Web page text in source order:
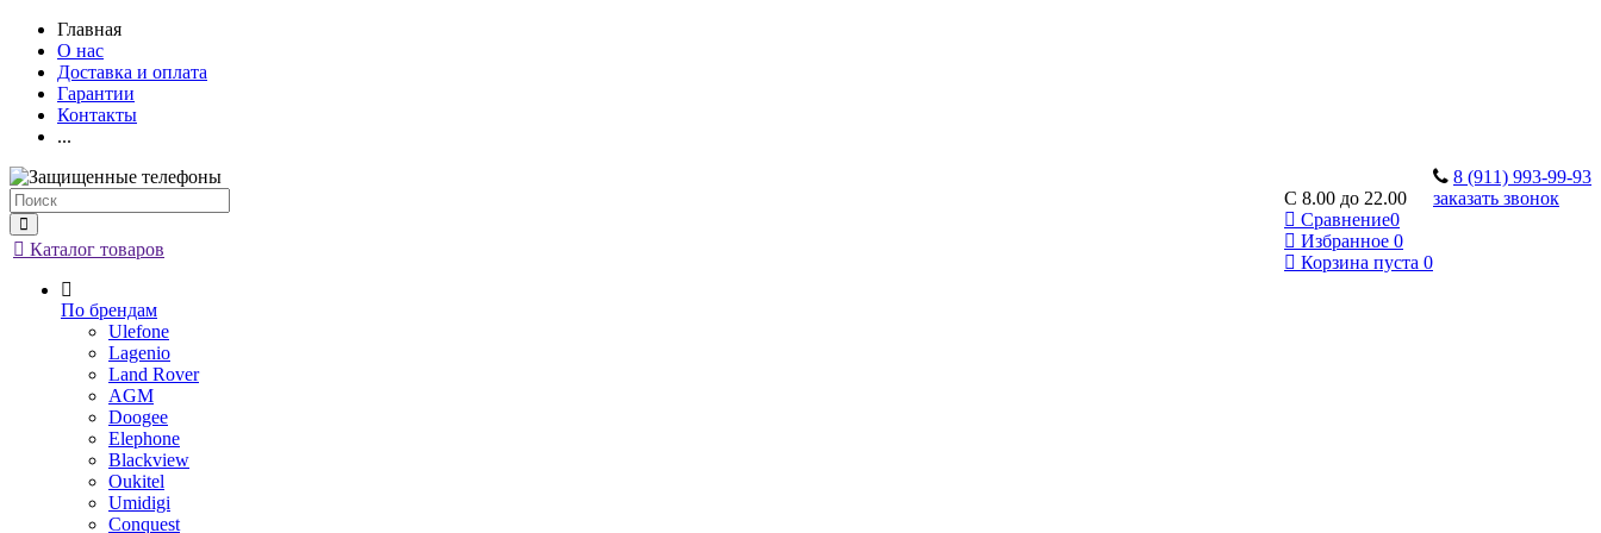
Главная
О нас
Доставка и оплата
Гарантии
Контакты
...
8 (911) 993-99-93
заказать звонок
C 8.00 до 22.00
Сравнение0
Избранное 0
Корзина пуста 0
Каталог товаров
По брендам
Ulefone
Lagenio
Land Rover
AGM
Doogee
Elephone
Blackview
Oukitel
Umidigi
Conquest